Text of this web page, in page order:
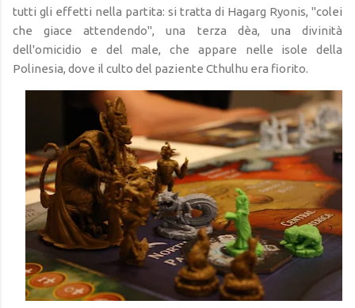
tutti gli effetti nella partita: si tratta di Hagarg Ryonis, "colei
che giace attendendo", una terza dèa, una divinità
dell'omicidio e del male, che appare nelle isole della
Polinesia, dove il culto del paziente Cthulhu era fiorito.